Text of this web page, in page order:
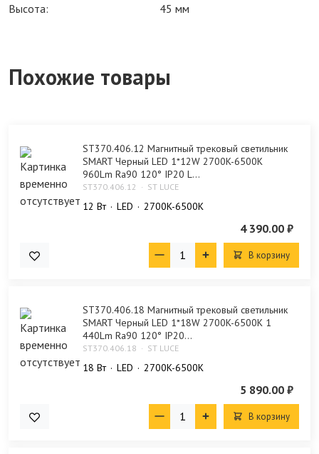
Высота:
45 мм
Похожие товары
ST370.406.12 Магнитный трековый светильник
SMART Черный LED 1*12W 2700K-6500K
960Lm Ra90 120° IP20 L...
ST370.406.12 ST LUCE
12 Bт LED 2700K-6500K
4 390.00 ₽
В корзину
ST370.406.18 Магнитный трековый светильник
SMART Черный LED 1*18W 2700K-6500K 1
440Lm Ra90 120° IP20...
ST370.406.18 ST LUCE
18 Bт LED 2700K-6500K
5 890.00 ₽
В корзину